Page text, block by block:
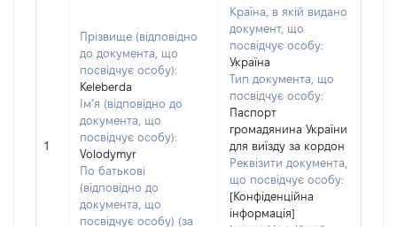
1
Прізвище (відповідно
до документа, що
посвідчує особу):
Keleberda
Ім’я (відповідно до
документа, що
посвідчує особу):
Volodymyr
По батькові
(відповідно до
документа, що
посвідчує особу) (за
Країна, в якій видано
документ, що
посвідчує особу:
Україна
Тип документа, що
посвідчує особу:
Паспорт
громадянина України
для виїзду за кордон
Реквізити документа,
що посвідчує особу:
[Конфіденційна
інформація]